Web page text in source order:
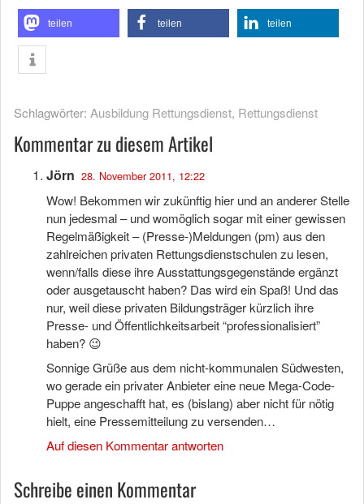
teilen teilen teilen
Schlagwörter: Ausbildung Rettungsdienst, Rettungsdienst
Kommentar zu diesem Artikel
Jörn 28. November 2011, 12:22
Wow! Bekommen wir zukünftig hier und an anderer Stelle
nun jedesmal – und womöglich sogar mit einer gewissen
Regelmäßigkeit – (Presse-)Meldungen (pm) aus den
zahlreichen privaten Rettungsdienstschulen zu lesen,
wenn/falls diese ihre Ausstattungsgegenstände ergänzt
oder ausgetauscht haben? Das wird ein Spaß! Und das
nur, weil diese privaten Bildungsträger kürzlich ihre
Presse- und Öffentlichkeitsarbeit “professionalisiert”
haben? 😉
Sonnige Grüße aus dem nicht-kommunalen Südwesten,
wo gerade ein privater Anbieter eine neue Mega-Code-
Puppe angeschafft hat, es (bislang) aber nicht für nötig
hielt, eine Pressemitteilung zu versenden…
Auf diesen Kommentar antworten
Schreibe einen Kommentar